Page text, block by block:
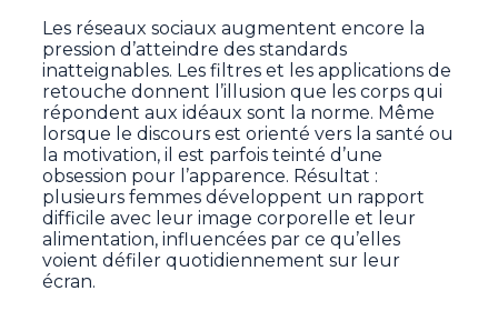
Les réseaux sociaux augmentent encore la
pression d’atteindre des standards
inatteignables. Les filtres et les applications de
retouche donnent l’illusion que les corps qui
répondent aux idéaux sont la norme. Même
lorsque le discours est orienté vers la santé ou
la motivation, il est parfois teinté d’une
obsession pour l’apparence. Résultat :
plusieurs femmes développent un rapport
difficile avec leur image corporelle et leur
alimentation, influencées par ce qu’elles
voient défiler quotidiennement sur leur
écran.